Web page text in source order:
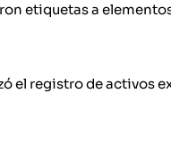
etiquetas a
el registro de activos